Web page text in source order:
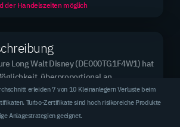
der Handelszeiten möglich
Long Walt Disney (DE000TG1F4W1) hat
überproportional an
der zugrunde liegenden Aktie zu
nimmt der Anleger auch
fallenden Kursen der zugrunde
AG
erleiden 7 von 10 Kleinanlegern Verluste beim
Turbo-Zertifikate sind hoch risikoreiche Produkte
Anlagestrategien geeignet.